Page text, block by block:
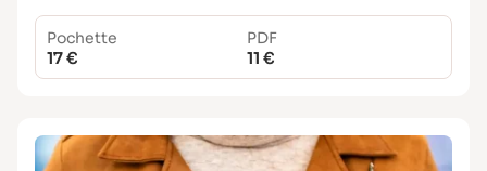
Pochette
17 €
PDF
11 €